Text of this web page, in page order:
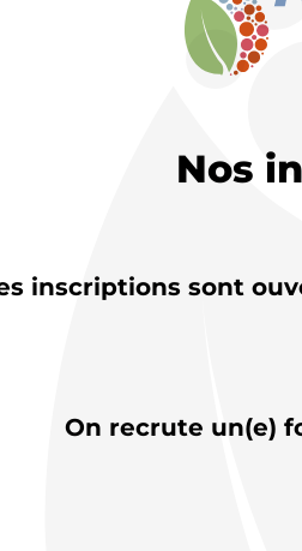
Nos
inscriptions sont
On recrute un(e)